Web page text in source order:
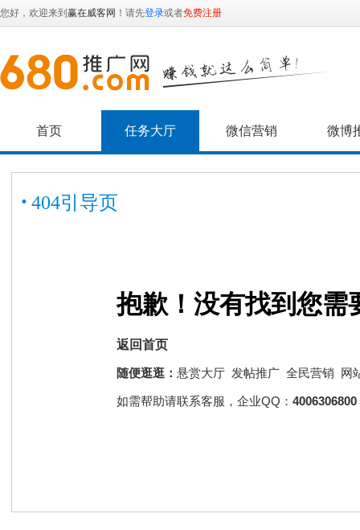
您好，欢迎来到 赢在威客网 ！请先登录或者免费注册
首页 任务大厅 微信营销 微博
· 404引导页
抱歉！没有找到您需
返回首页
随便逛逛： 悬赏大厅 发帖推广 全民营销 网
如需帮助请联系客服，企业QQ： 4006306800